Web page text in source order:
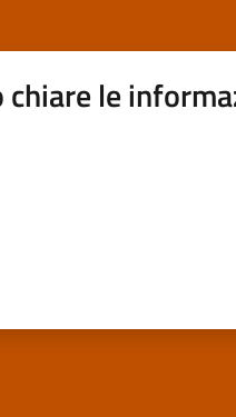
chiare le